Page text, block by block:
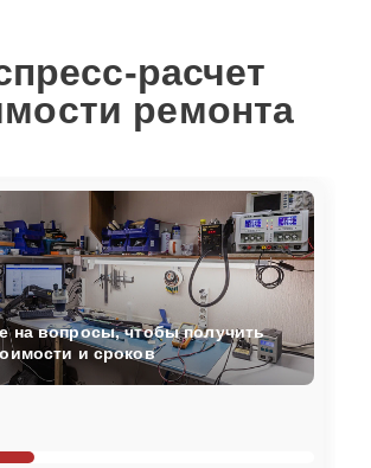
расчет
ремонта
на вопросы, чтобы получить
и сроков